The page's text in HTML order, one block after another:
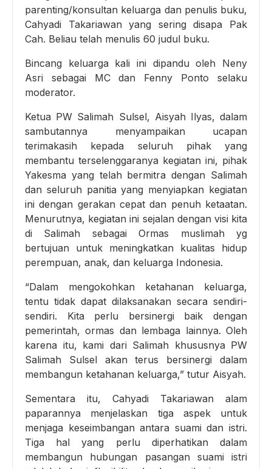
parenting/konsultan keluarga dan penulis buku,
Cahyadi Takariawan yang sering disapa Pak
Cah. Beliau telah menulis 60 judul buku.
Bincang keluarga kali ini dipandu oleh Neny
Asri sebagai MC dan Fenny Ponto selaku
moderator.
Ketua PW Salimah Sulsel, Aisyah Ilyas, dalam
sambutannya menyampaikan ucapan
terimakasih kepada seluruh pihak yang
membantu terselenggaranya kegiatan ini, pihak
Yakesma yang telah bermitra dengan Salimah
dan seluruh panitia yang menyiapkan kegiatan
ini dengan gerakan cepat dan penuh ketaatan.
Menurutnya, kegiatan ini sejalan dengan visi kita
di Salimah sebagai Ormas muslimah yg
bertujuan untuk meningkatkan kualitas hidup
perempuan, anak, dan keluarga Indonesia.
“Dalam mengokohkan ketahanan keluarga,
tentu tidak dapat dilaksanakan secara sendiri-
sendiri. Kita perlu bersinergi baik dengan
pemerintah, ormas dan lembaga lainnya. Oleh
karena itu, kami dari Salimah khususnya PW
Salimah Sulsel akan terus bersinergi dalam
membangun ketahanan keluarga,” tutur Aisyah.
Sementara itu, Cahyadi Takariawan alam
paparannya menjelaskan tiga aspek untuk
menjaga keseimbangan antara suami dan istri.
Tiga hal yang perlu diperhatikan dalam
membangun hubungan pasangan suami istri